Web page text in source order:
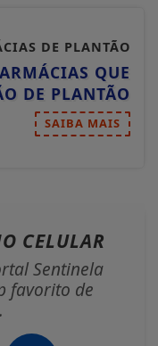
DE PLANTÃO
QUE
DE PLANTÃO
SAIBA MAIS
CELULAR
Sentinela
favorito de